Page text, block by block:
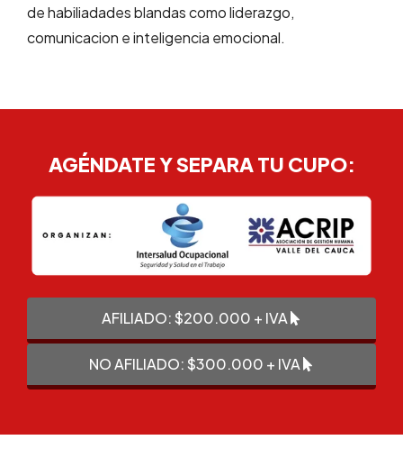
de habiliadades blandas como liderazgo,
comunicacion e inteligencia emocional.
AGÉNDATE Y SEPARA TU CUPO:
AFILIADO: $200.000 + IVA
NO AFILIADO: $300.000 + IVA